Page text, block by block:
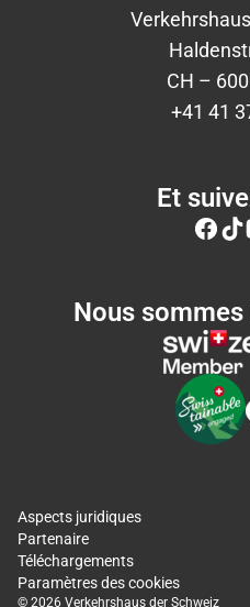
CH –
+41 41
Et
Nous
Aspects juridiques
Partenaire
Téléchargements
Paramètres des cookies
© 2026 Verkehrshaus der Schweiz